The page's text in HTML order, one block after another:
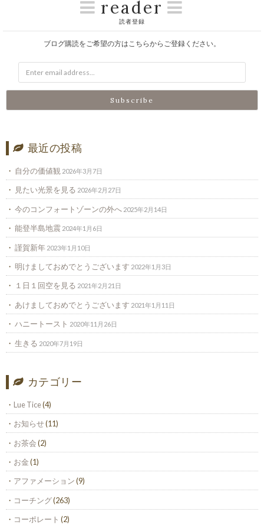
reader
読者登録
ブログ購読をご希望の方はこちらからご登録ください。
最近の投稿
自分の価値観 2026年3月7日
見たい光景を見る 2026年2月27日
今のコンフォートゾーンの外へ 2025年2月14日
能登半島地震 2024年1月6日
謹賀新年 2023年1月10日
明けましておめでとうございます 2022年1月3日
１日１回空を見る 2021年2月21日
あけましておめでとうございます 2021年1月11日
ハニートースト 2020年11月26日
生きる 2020年7月19日
カテゴリー
Lue Tice(4)
お知らせ(11)
お茶会(2)
お金(1)
アファメーション(9)
コーチング(263)
コーポレート (2)